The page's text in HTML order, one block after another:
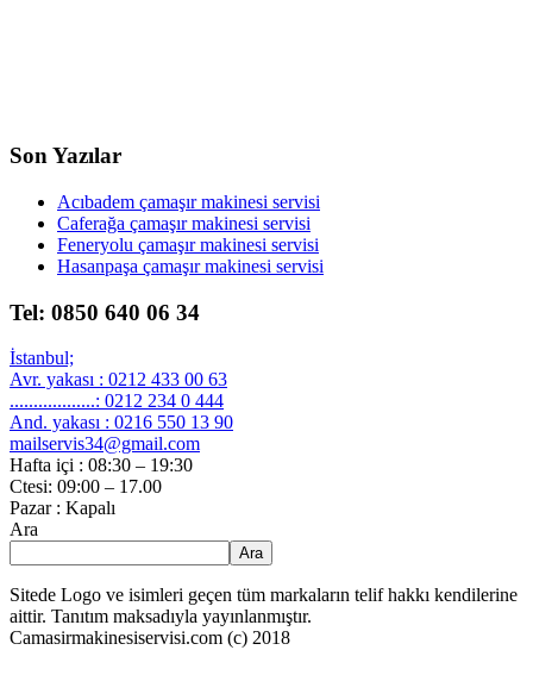
Son Yazılar
Acıbadem çamaşır makinesi servisi
Caferağa çamaşır makinesi servisi
Feneryolu çamaşır makinesi servisi
Hasanpaşa çamaşır makinesi servisi
Tel: 0850 640 06 34
İstanbul;
Avr. yakası : 0212 433 00 63
..................: 0212 234 0 444
And. yakası : 0216 550 13 90
mailservis34@gmail.com
Hafta içi : 08:30 – 19:30
Ctesi: 09:00 – 17.00
Pazar : Kapalı
Ara
Ara
Sitede Logo ve isimleri geçen tüm markaların telif hakkı kendilerine
aittir. Tanıtım maksadıyla yayınlanmıştır.
Camasirmakinesiservisi.com (c) 2018